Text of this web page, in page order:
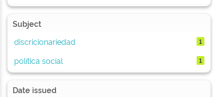
Subject
discricionariedad
1
política social 1
Date issued